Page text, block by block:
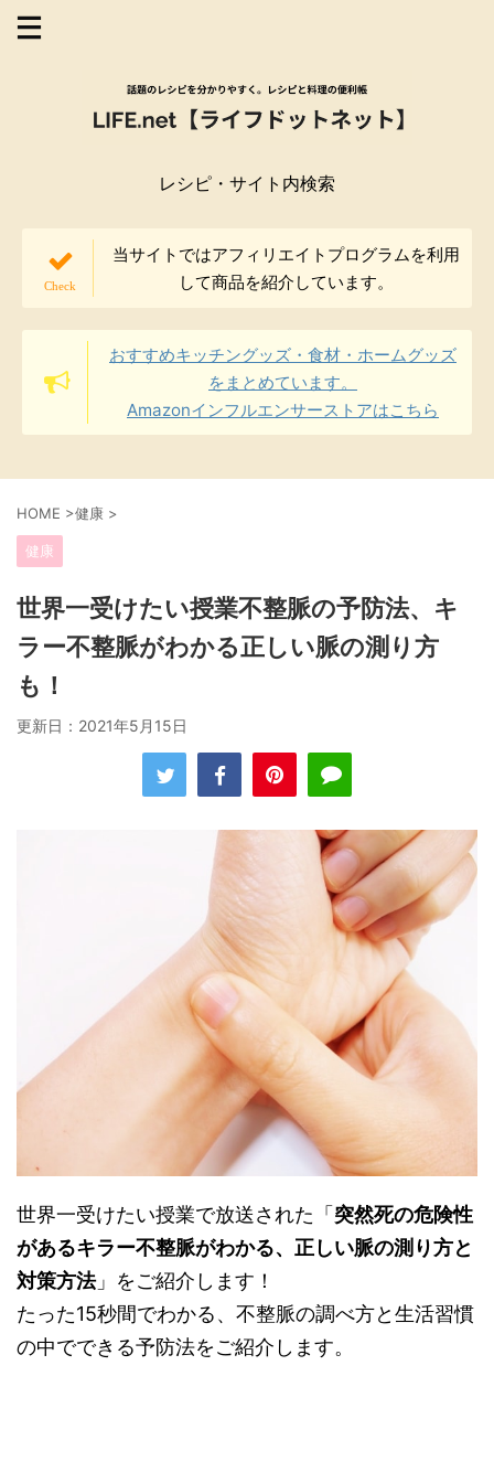
レシピ・サイト内検索
当サイトではアフィリエイトプログラムを利用
して商品を紹介しています。
おすすめキッチングッズ・食材・ホームグッズ
をまとめています。
Amazonインフルエンサーストアはこちら
HOME >健康 >
健康
世界一受けたい授業不整脈の予防法、キ
ラー不整脈がわかる正しい脈の測り方
も！
更新日： 2021年5月15日
世界一受けたい授業で放送された「突然死の危険性
があるキラー不整脈がわかる、正しい脈の測り方と
対策方法」をご紹介します！
たった15秒間でわかる、不整脈の調べ方と生活習慣
の中でできる予防法をご紹介します。